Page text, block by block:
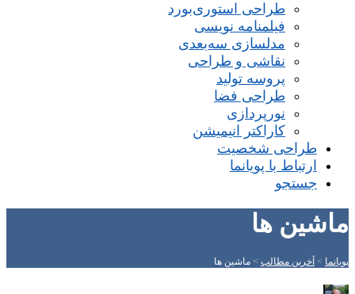
طراحی استوری‌بورد
فیلمنامه نویسی
مدلسازی سه‌بعدی
نقاشی و طراحی
پروسه تولید
طراحی فضا
نورپردازی
کاراکتر انیمیشن
طراحی شخصیت
ارتباط با پویانما
جستجو
ماشین ها
پویانما > آخرین مطالب > ماشین ها